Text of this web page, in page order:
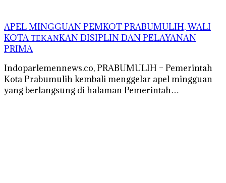
APEL MINGGUAN PEMKOT PRABUMULIH, WALI
KOTA ΤΕΚΑΝKAN DISIPLIN DAN PELAYANAN
PRIMA
Indoparlemennews.co, PRABUMULIH – Pemerintah
Kota Prabumulih kembali menggelar apel mingguan
yang berlangsung di halaman Pemerintah…